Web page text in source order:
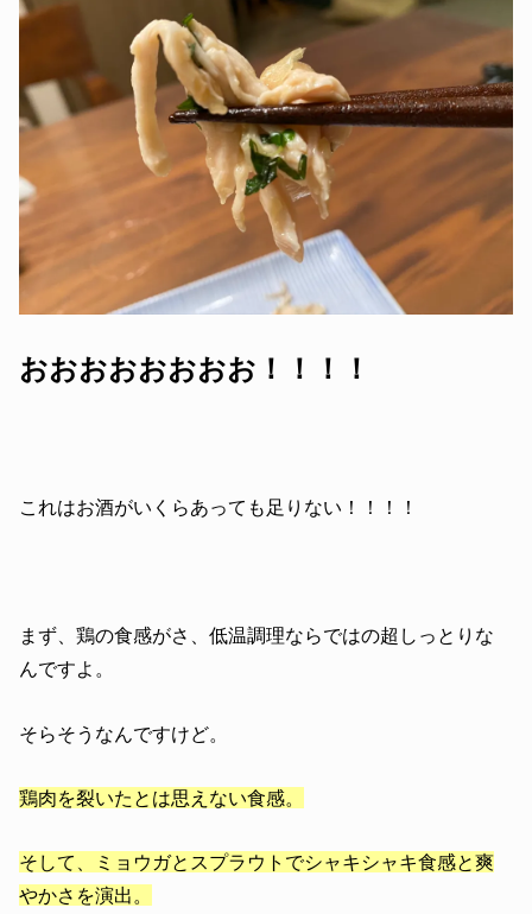
おおおおおおおお！！！！
これはお酒がいくらあっても足りない！！！！
まず、鶏の食感がさ、低温調理ならではの超しっとりな
んですよ。
そらそうなんですけど。
鶏肉を裂いたとは思えない食感。
そして、ミョウガとスプラウトでシャキシャキ食感と爽
やかさを演出。